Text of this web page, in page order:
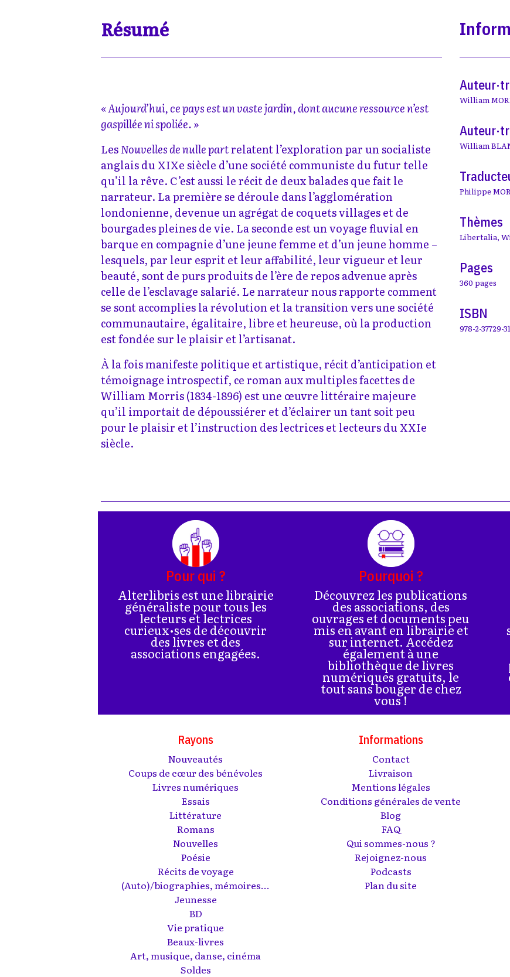
Résumé
« Aujourd’hui, ce pays est un vaste jardin, dont aucune ressource n’est
gaspillée ni spoliée. »
LesNouvelles de nulle partrelatent l’exploration par un socialiste
anglais du XIXe siècle d’une société communiste du futur telle
qu’il la rêve. C’est aussi le récit de deux balades que fait le
narrateur. La première se déroule dans l’agglomération
londonienne, devenue un agrégat de coquets villages et de
bourgades pleines de vie. La seconde est un voyage fluvial en
barque en compagnie d’une jeune femme et d’un jeune homme –
lesquels, par leur esprit et leur affabilité, leur vigueur et leur
beauté, sont de purs produits de l’ère de repos advenue après
celle de l’esclavage salarié. Le narrateur nous rapporte comment
se sont accomplies la révolution et la transition vers une société
communautaire, égalitaire, libre et heureuse, où la production
est fondée sur le plaisir et l’artisanat.
À la fois manifeste politique et artistique, récit d’anticipation et
témoignage introspectif, ce roman aux multiples facettes de
William Morris (1834-1896) est une œuvre littéraire majeure
qu’il importait de dépoussiérer et d’éclairer un tant soit peu
pour le plaisir et l’instruction des lectrices et lecteurs du XXIe
siècle.
William
William
Philippe
Thèmes
Libertalia,
Pages
360 pages
ISBN
978-2-37729-
Pour qui ?
Alterlibris est une librairie
généraliste pour tous les
lecteurs et lectrices
curieux•ses de découvrir
des livres et des
associations engagées.
Pourquoi ?
Découvrez les publications
des associations, des
ouvrages et documents peu
mis en avant en librairie et
sur internet. Accédez
également à une
bibliothèque de livres
numériques gratuits, le
tout sans bouger de chez
vous !
Rayons
Nouveautés
Coups de cœur des bénévoles
Livres numériques
Essais
Littérature
Romans
Nouvelles
Poésie
Récits de voyage
(Auto)/biographies, mémoires...
Jeunesse
BD
Vie pratique
Beaux-livres
Art, musique, danse, cinéma
Soldes
Informations
Contact
Livraison
Mentions légales
Conditions générales de vente
Blog
FAQ
Qui sommes-nous ?
Rejoignez-nous
Podcasts
Plan du site